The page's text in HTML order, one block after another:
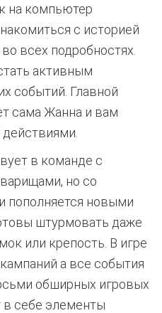
на компьютер
с историей
всех подробностях.
активным
событий. Главной
сама Жанна и вам
в команде с
но со
пополняется новыми
штурмовать даже
или крепость. В игре
а все события
обширных игровых
в себе элементы